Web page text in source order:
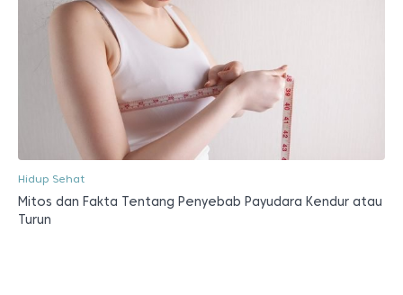
Hidup Sehat
Mitos dan Fakta Tentang Penyebab Payudara Kendur atau
Turun